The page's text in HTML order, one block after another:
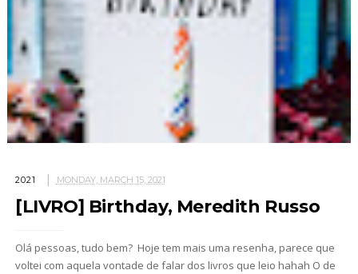
2021 MONDAY, MARCH 15, 2021
[LIVRO] Birthday, Meredith Russo
Olá pessoas, tudo bem? Hoje tem mais uma resenha, parece que
voltei com aquela vontade de falar dos livros que leio hahah O de